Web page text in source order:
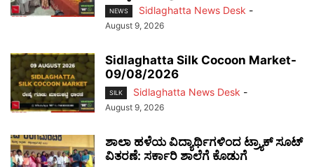
NEWS Sidlaghatta News Desk -
August 9, 2026
Sidlaghatta Silk Cocoon Market-
09/08/2026
SILK Sidlaghatta News Desk -
August 9, 2026
ಶಾಲಾ ಹಳೆಯ ವಿದ್ಯಾರ್ಥಿಗಳಿಂದ ಟ್ರ್ಯಾಕ್‌ ಸೂಟ್
ವಿತರಣೆ: ಸರ್ಕಾರಿ ಶಾಲೆಗೆ ಕೊಡುಗೆ